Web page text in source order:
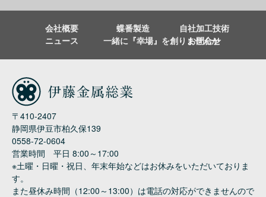
会社概要 蝶番製造
自社加工技術
ニュース
一緒に『幸場』を創りませんか
お問合せ
〒410-2407
静岡県伊豆市柏久保139
0558-72-0604
営業時間　平日 8:00～17:00
※土曜・日曜・祝日、年末年始などはお休みをいただいておりま
す。
また昼休み時間（12:00～13:00）は電話の対応ができませんので